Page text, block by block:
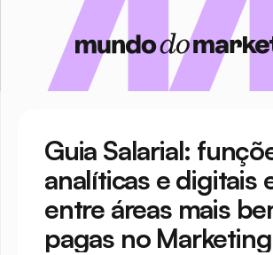
Guia Salarial:
analíticas e digitais
entre áreas mais
pagas no Marketing